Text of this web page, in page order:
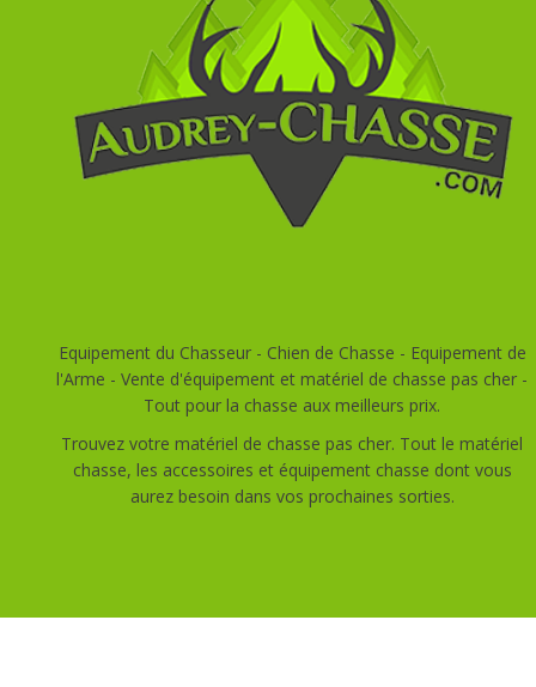
Equipement du Chasseur - Chien de Chasse - Equipement de
l'Arme - Vente d'équipement et matériel de chasse pas cher -
Tout pour la chasse aux meilleurs prix.
Trouvez votre matériel de chasse pas cher. Tout le matériel
chasse, les accessoires et équipement chasse dont vous
aurez besoin dans vos prochaines sorties.